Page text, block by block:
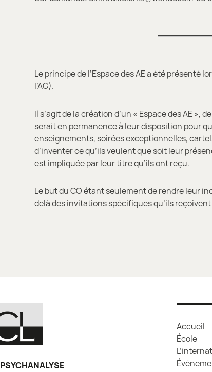
Le principe de l’Espace des AE a été présenté
l’AG).
Il s’agit de la création d’un « Espace des AE »,
serait en permanence à leur disposition pour
enseignements, soirées exceptionnelles,
d’inventer ce qu’ils veulent que soit leur
est impliquée par leur titre qu’ils ont reçu.
Le but du CO étant seulement de rendre leur
delà des invitations spécifiques qu’ils
Accueil
École